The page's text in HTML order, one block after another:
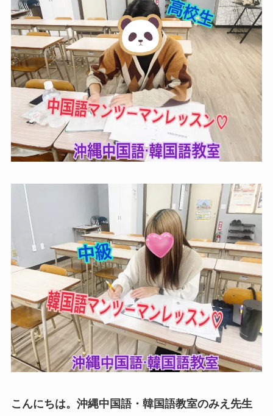
こんにちは。沖縄中国語・韓国語教室のみえ先生